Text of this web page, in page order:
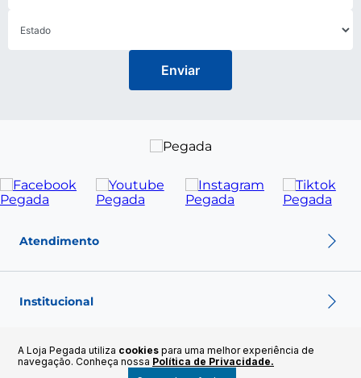
A Loja Pegada utiliza cookies para uma melhor experiência de
navegação. Conheça nossa Política de Privacidade.
Enviar
Atendimento
Política de privacidade
Política de pagamento
Institucional
Sobre nós
Nossas Lojas
Fale conosco
Políticas e Termos